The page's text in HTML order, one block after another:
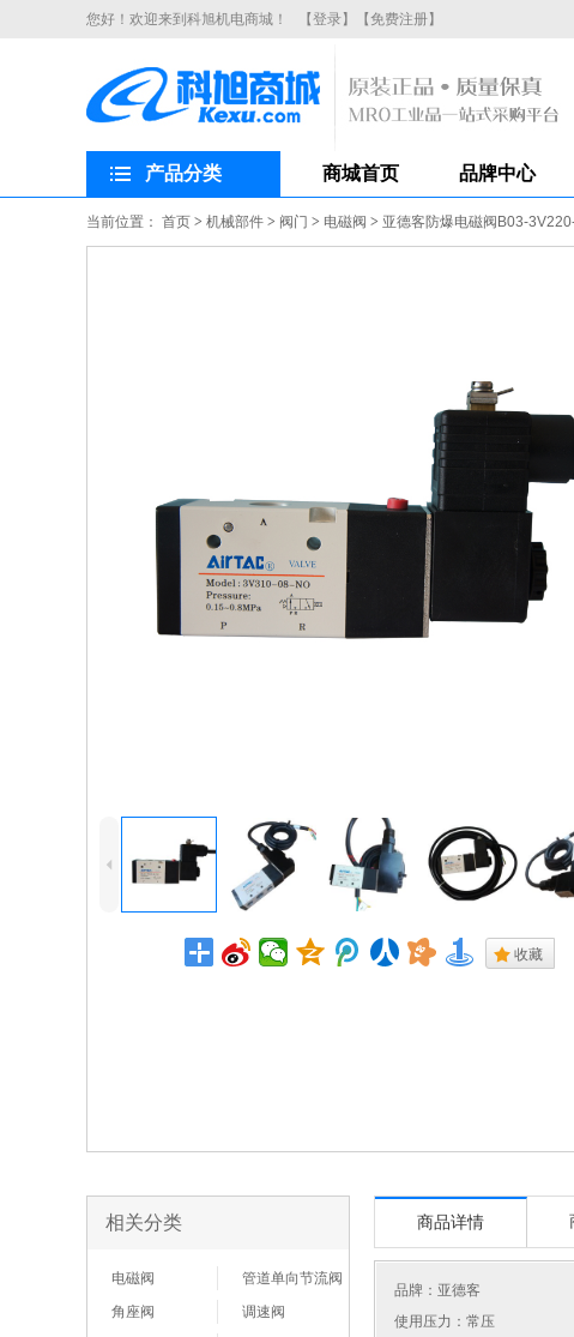
您好！欢迎来到科旭机电商城！ 【登录】 【免费注册】
产品分类 商城首页 品牌中心
当前位置： 首页 > 机械部件 > 阀门 > 电磁阀 > 亚德客防爆电磁阀B03-
4
. 收藏
相关分类
电磁阀
管道单向节流阀
角座阀
调速阀
商品详情
品牌： 亚德客
使用压力：常压